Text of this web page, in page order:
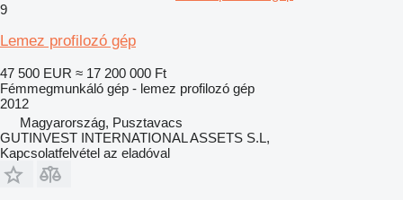
9
Lemez profilozó gép
47 500 EUR ≈ 17 200 000 Ft
Fémmegmunkáló gép - lemez profilozó gép
2012
Magyarország, Pusztavacs
GUTINVEST INTERNATIONAL ASSETS S.L,
Kapcsolatfelvétel az eladóval